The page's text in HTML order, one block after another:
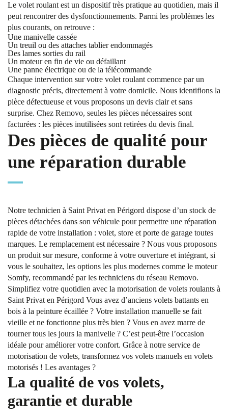
Le volet roulant est un dispositif très pratique au quotidien, mais il
peut rencontrer des dysfonctionnements. Parmi les problèmes les
plus courants, on retrouve :
Une manivelle cassée
Un treuil ou des attaches tablier endommagés
Des lames sorties du rail
Un moteur en fin de vie ou défaillant
Une panne électrique ou de la télécommande
Chaque intervention sur votre volet roulant commence par un
diagnostic précis, directement à votre domicile. Nous identifions la
pièce défectueuse et vous proposons un devis clair et sans
surprise. Chez Removo, seules les pièces nécessaires sont
facturées : les pièces inutilisées sont retirées du devis final.
Des pièces de qualité pour
une réparation durable
Notre technicien à Saint Privat en Périgord dispose d’un stock de
pièces détachées dans son véhicule pour permettre une réparation
rapide de votre installation : volet, store et porte de garage toutes
marques. Le remplacement est nécessaire ? Nous vous proposons
un produit sur mesure, conforme à votre ouverture et intégrant, si
vous le souhaitez, les options les plus modernes comme le moteur
Somfy, recommandé par les techniciens du réseau Removo.
Simplifiez votre quotidien avec la motorisation de volets roulants à
Saint Privat en Périgord Vous avez d’anciens volets battants en
bois à la peinture écaillée ? Votre installation manuelle se fait
vieille et ne fonctionne plus très bien ? Vous en avez marre de
tourner tous les jours la manivelle ? C’est peut-être l’occasion
idéale pour améliorer votre confort. Grâce à notre service de
motorisation de volets, transformez vos volets manuels en volets
motorisés ! Les avantages ?
La qualité de vos volets,
garantie et durable